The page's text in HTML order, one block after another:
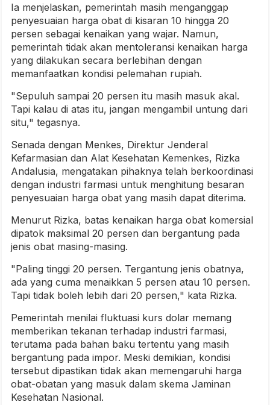
Ia menjelaskan, pemerintah masih menganggap
penyesuaian harga obat di kisaran 10 hingga 20
persen sebagai kenaikan yang wajar. Namun,
pemerintah tidak akan mentoleransi kenaikan harga
yang dilakukan secara berlebihan dengan
memanfaatkan kondisi pelemahan rupiah.
"Sepuluh sampai 20 persen itu masih masuk akal.
Tapi kalau di atas itu, jangan mengambil untung dari
situ," tegasnya.
Senada dengan Menkes, Direktur Jenderal
Kefarmasian dan Alat Kesehatan Kemenkes, Rizka
Andalusia, mengatakan pihaknya telah berkoordinasi
dengan industri farmasi untuk menghitung besaran
penyesuaian harga obat yang masih dapat diterima.
Menurut Rizka, batas kenaikan harga obat komersial
dipatok maksimal 20 persen dan bergantung pada
jenis obat masing-masing.
"Paling tinggi 20 persen. Tergantung jenis obatnya,
ada yang cuma menaikkan 5 persen atau 10 persen.
Tapi tidak boleh lebih dari 20 persen," kata Rizka.
Pemerintah menilai fluktuasi kurs dolar memang
memberikan tekanan terhadap industri farmasi,
terutama pada bahan baku tertentu yang masih
bergantung pada impor. Meski demikian, kondisi
tersebut dipastikan tidak akan memengaruhi harga
obat-obatan yang masuk dalam skema Jaminan
Kesehatan Nasional.